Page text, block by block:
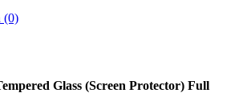
(0)
Glass (Screen Protector) Full